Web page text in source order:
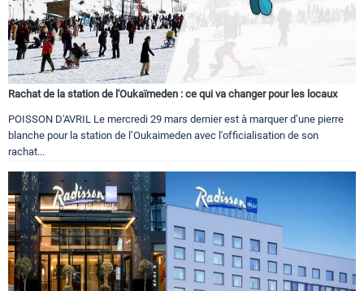
Rachat de la station de l'Oukaïmeden : ce qui va changer pour les locaux
POISSON D'AVRIL Le mercredi 29 mars dernier est à marquer d’une pierre
blanche pour la station de l’Oukaimeden avec l'officialisation de son
rachat...